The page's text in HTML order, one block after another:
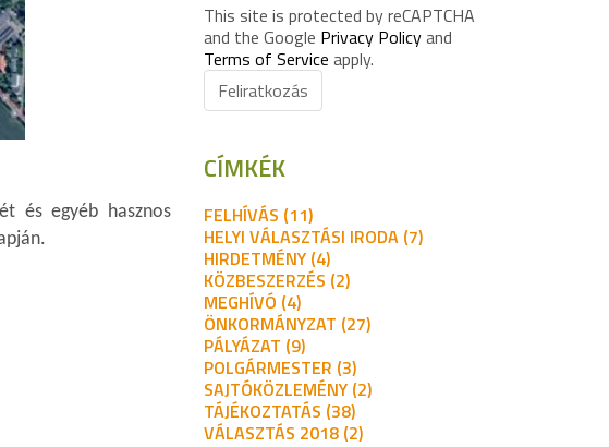
és egyéb hasznos
This site is protected by reCAPTCHA
and the Google Privacy Policyand
Terms of Service apply.
Feliratkozás
CÍMKÉK
FELHÍVÁS (11)
HELYI VÁLASZTÁSI IRODA (7)
HIRDETMÉNY (4)
KÖZBESZERZÉS (2)
MEGHÍVÓ (4)
ÖNKORMÁNYZAT (27)
PÁLYÁZAT (9)
POLGÁRMESTER (3)
SAJTÓKÖZLEMÉNY (2)
TÁJÉKOZTATÁS (38)
VÁLASZTÁS 2018 (2)